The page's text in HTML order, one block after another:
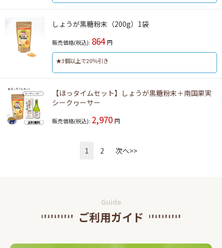
しょうが黒糖粉末（200g）1袋
販売価格(税込): 864円
★3個以上で20％引き
【ほっタイムセット】しょうが黒糖粉末＋南国果実
シークヮーサー
販売価格(税込): 2,970 円
1 2 次へ>>
Guide
ご利用ガイド